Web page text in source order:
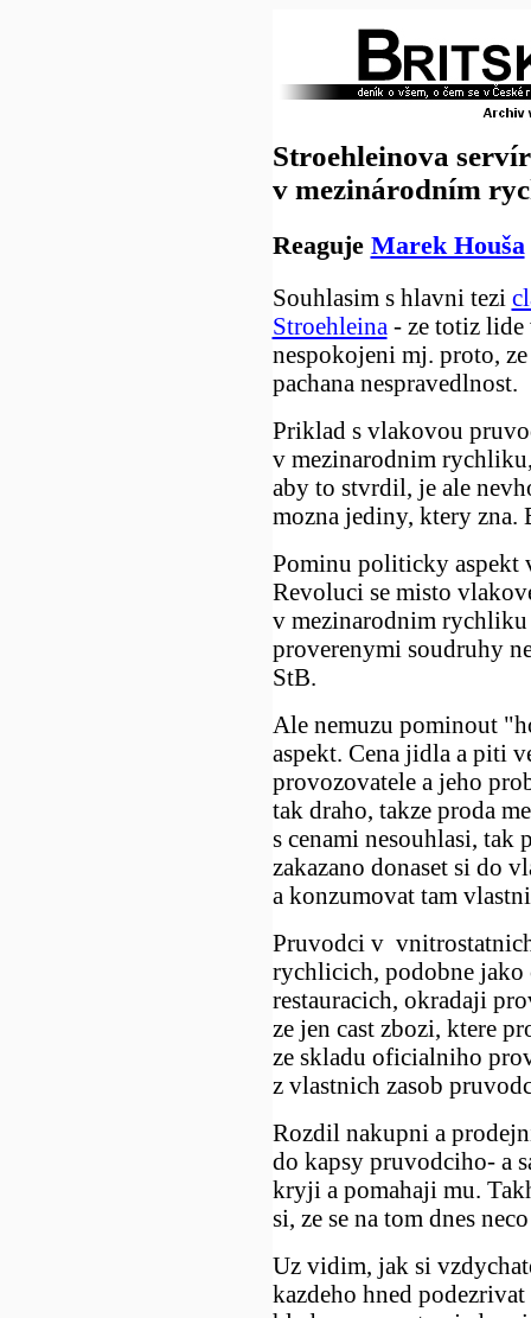
Stroehleinova
v mezinárodním
Reaguje Marek Houša
Souhlasim s hlavni tezi
Stroehleina - ze totiz lide
nespokojeni mj. proto,
pachana nespravedlnost.
Priklad s vlakovou
v mezinarodnim
aby to stvrdil, je ale
mozna jediny, ktery zna.
Pominu politicky aspekt
Revoluci se misto
v mezinarodnim rychliku
proverenymi soudruhy
StB.
Ale nemuzu pominout
aspekt. Cena jidla a piti
provozovatele a jeho
tak draho, takze proda
s cenami nesouhlasi, tak
zakazano donaset si do
a konzumovat tam
Pruvodci v
rychlicich, podobne
restauracich, okradaji
ze jen cast zbozi, ktere
ze skladu oficialniho
z vlastnich zasob
Rozdil nakupni a
do kapsy pruvodciho- a
kryji a pomahaji mu.
si, ze se na tom dnes
Uz vidim, jak si
kazdeho hned